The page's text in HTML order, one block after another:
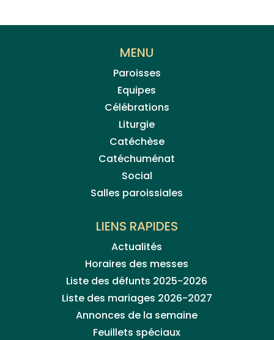
MENU
Paroisses
Equipes
Célébrations
Liturgie
Catéchèse
Catéchuménat
Social
Salles paroissiales
LIENS RAPIDES
Actualités
Horaires des messes
Liste des défunts 2025-2026
Liste des mariages 2026-2027
Annonces de la semaine
Feuillets spéciaux